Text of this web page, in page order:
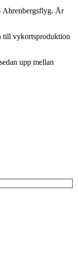
Ahrenbergsflyg. År
till vykortsproduktion
upp mellan